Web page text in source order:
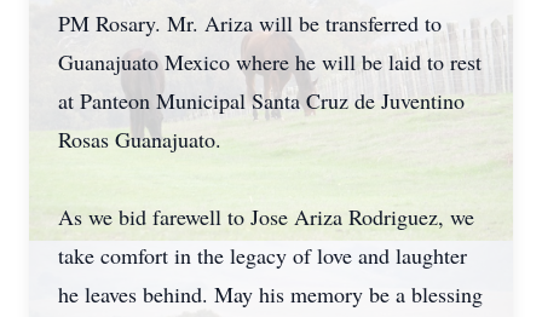
PM Rosary. Mr. Ariza will be transferred to
Guanajuato Mexico where he will be laid to rest
at Panteon Municipal Santa Cruz de Juventino
Rosas Guanajuato.
As we bid farewell to Jose Ariza Rodriguez, we
take comfort in the legacy of love and laughter
he leaves behind. May his memory be a blessing